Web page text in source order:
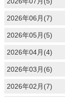
2026年06月(7)
2026年05月(5)
2026年04月(4)
2026年03月(6)
2026年02月(7)